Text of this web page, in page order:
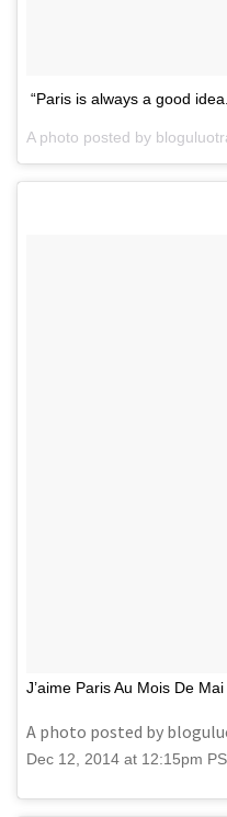
“Paris is always a good
A photo posted by
J’aime Paris Au Mois De Mai
A photo posted by
Dec 12, 2014 at 12:15pm